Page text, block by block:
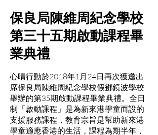
保良局陳維周紀念學校
第三十五期啟動課程畢
業典禮
心晴行動於2018年1月24日再次獲邀出
席保良局陳維周紀念學校假鄧鏡波學校
舉辦的第35期啟動課程畢業典禮。全日
制「啟動課程」是為新來港學童而設的
支援服務課程，教育宗旨是幫助新來港
學童適應香港的生活，課程為期半年，